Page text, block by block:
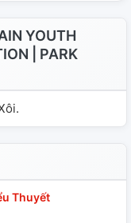
YOUTH
| PARK
Thuyết